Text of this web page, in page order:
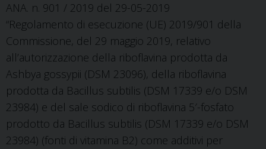
ANA. n. 901 / 2019 del 29-05-2019
“Regolamento di esecuzione (UE) 2019/901 della
Commissione, del 29 maggio 2019, relativo
all’autorizzazione della riboflavina prodotta da
Ashbya gossypii (DSM 23096), della riboflavina
prodotta da Bacillus subtilis (DSM 17339 e/o DSM
23984) e del sale sodico di riboflavina 5′-fosfato
prodotto da Bacillus subtilis (DSM 17339 e/o DSM
23984) (fonti di vitamina B2) come additivi per